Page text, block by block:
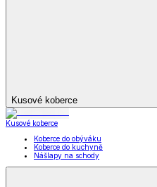
Kusové koberce
Kusové koberce
Koberce do obýváku
Koberce do kuchyně
Nášlapy na schody